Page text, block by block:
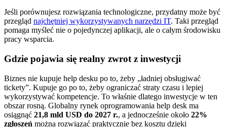
Jeśli porównujesz rozwiązania technologiczne, przydatny może być
przegląd najchętniej wykorzystywanych narzędzi IT. Taki przegląd
pomaga myśleć nie o pojedynczej aplikacji, ale o całym środowisku
pracy wsparcia.
Gdzie pojawia się realny zwrot z inwestycji
Biznes nie kupuje help desku po to, żeby „ładniej obsługiwać
tickety”. Kupuje go po to, żeby ograniczać straty czasu i lepiej
wykorzystywać kompetencje. To właśnie dlatego inwestycje w ten
obszar rosną. Globalny rynek oprogramowania help desk ma
osiągnąć 21,8 mld USD do 2027 r., a jednocześnie około 22%
zgłoszeń można rozwiązać praktycznie bez kosztu dzięki